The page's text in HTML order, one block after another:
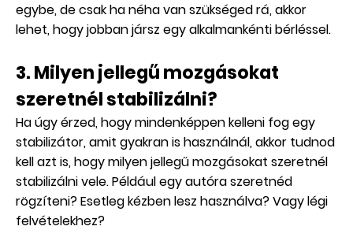
egybe, de csak ha néha van szükséged rá, akkor
lehet, hogy jobban jársz egy alkalmankénti bérléssel.
3. Milyen jellegű mozgásokat
szeretnél stabilizálni?
Ha úgy érzed, hogy mindenképpen kelleni fog egy
stabilizátor, amit gyakran is használnál, akkor tudnod
kell azt is, hogy milyen jellegű mozgásokat szeretnél
stabilizálni vele. Például egy autóra szeretnéd
rögzíteni? Esetleg kézben lesz használva? Vagy légi
felvételekhez?